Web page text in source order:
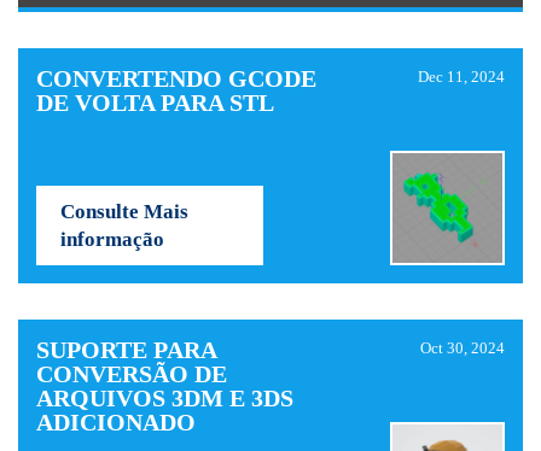
CONVERTENDO GCODE
DE VOLTA PARA STL
Dec 11, 2024
Consulte Mais
informação
SUPORTE PARA
CONVERSÃO DE
ARQUIVOS 3DM E 3DS
ADICIONADO
Oct 30, 2024